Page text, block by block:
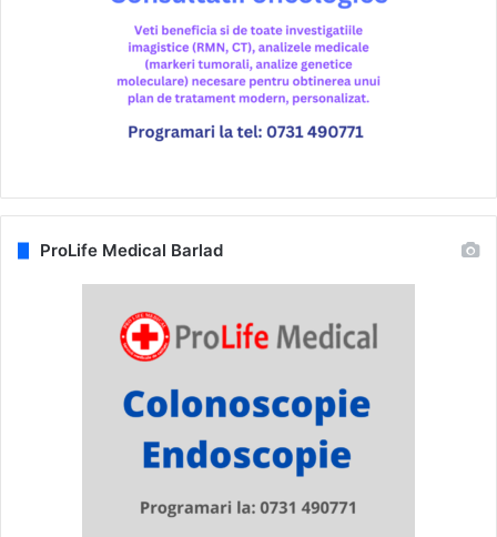
ProLife Medical Barlad